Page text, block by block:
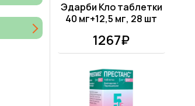
Эдарби Кло таблетки
40 мг+12,5 мг, 28 шт
1267₽